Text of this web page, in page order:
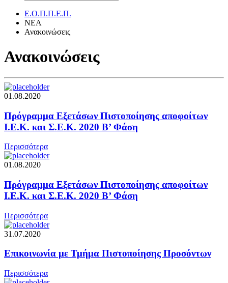
Ε.Ο.Π.Π.Ε.Π.
ΝΕΑ
Ανακοινώσεις
Ανακοινώσεις
01.08.2020
Πρόγραμμα Εξετάσων Πιστοποίησης αποφοίτων
Ι.Ε.Κ. και Σ.Ε.Κ. 2020 Β’ Φάση
Περισσότερα
01.08.2020
Πρόγραμμα Εξετάσων Πιστοποίησης αποφοίτων
Ι.Ε.Κ. και Σ.Ε.Κ. 2020 Β’ Φάση
Περισσότερα
31.07.2020
Επικοινωνία με Τμήμα Πιστοποίησης Προσόντων
Περισσότερα